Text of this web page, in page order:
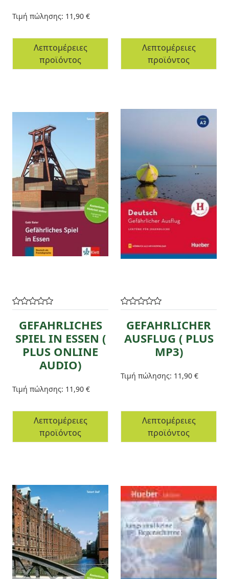
Τιμή πώλησης: 11,90 €
Λεπτομέρειες
προϊόντος
Λεπτομέρειες
προϊόντος
GEFAHRLICHES
SPIEL IN ESSEN (
PLUS ONLINE
AUDIO)
Τιμή πώλησης: 11,90 €
Λεπτομέρειες
προϊόντος
GEFAHRLICHER
AUSFLUG ( PLUS
MP3)
Τιμή πώλησης: 11,90 €
Λεπτομέρειες
προϊόντος